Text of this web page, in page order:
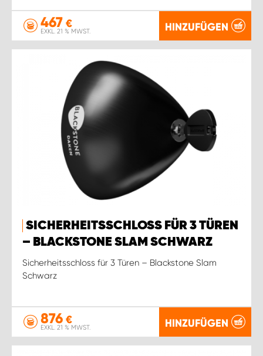
467 €
EXKL. 21 % MWST. HINZUFÜGEN
SICHERHEITSSCHLOSS FÜR 3 TÜREN
– BLACKSTONE SLAM SCHWARZ
Sicherheitsschloss für 3 Türen – Blackstone Slam
Schwarz
876 €
EXKL. 21 % MWST. HINZUFÜGEN